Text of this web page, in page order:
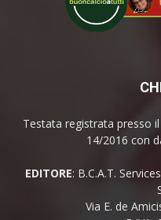
Testata registrata presso
14/2016 con
EDITORE: B.C.A.T.
Via E. de